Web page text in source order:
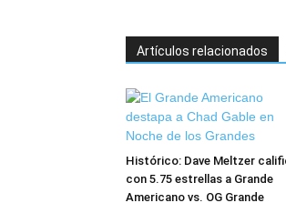
Artículos relacionados
Histórico: Dave Meltzer
con 5.75 estrellas a Grande
Americano vs. OG Grande